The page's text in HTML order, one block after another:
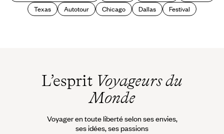
Texas Autotour Chicago Dallas Festival
L’esprit Voyageurs du
Monde
Voyager en toute liberté selon ses envies,
ses idées, ses passions